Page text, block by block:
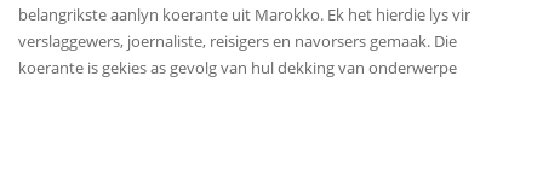
belangrikste aanlyn koerante uit Marokko. Ek het hierdie lys vir
verslaggewers, joernaliste, reisigers en navorsers gemaak. Die
koerante is gekies as gevolg van hul dekking van onderwerpe